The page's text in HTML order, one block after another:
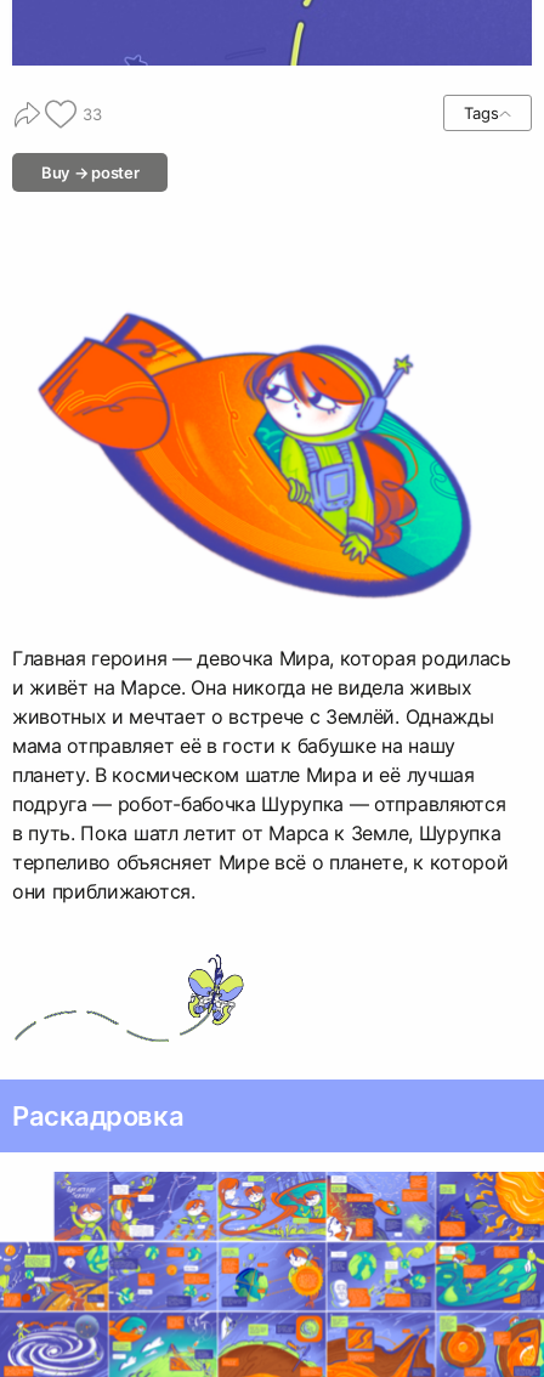
33 Tags
Buy → poster
Главная героиня — девочка Мира, которая родилась
и живёт на Марсе. Она никогда не видела живых
животных и мечтает о встрече с Землёй. Однажды
мама отправляет её в гости к бабушке на нашу
планету. В космическом шатле Мира и её лучшая
подруга — робот-бабочка Шурупка — отправляются
в путь. Пока шатл летит от Марса к Земле, Шурупка
терпеливо объясняет Мире всё о планете, к которой
они приближаются.
Раскадровка